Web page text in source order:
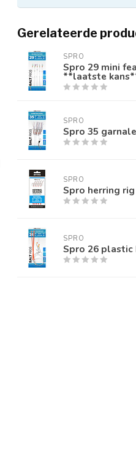
Gerelateerde
SPRO
Spro 29 mini
**laatste
SPRO
Spro 35
SPRO
Spro herring
SPRO
Spro 26